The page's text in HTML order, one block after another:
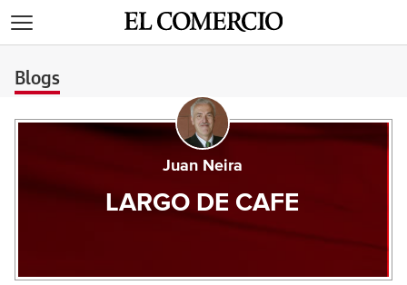
Blogs
Juan Neira
LARGO DE CAFE